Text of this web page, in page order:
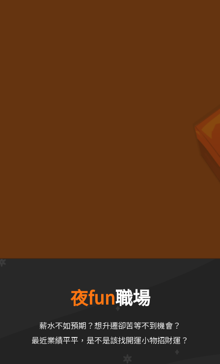
夜fun職場
薪水不如預期？想升遷卻苦等不到機會？
最近業績平平，是不是該找開運小物招財運？